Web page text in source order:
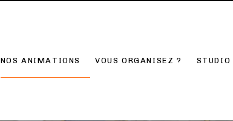
NOS ANIMATIONS VOUS ORGANISEZ ? STUDIO